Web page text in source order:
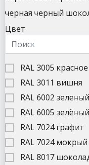
черная черный
Цвет
RAL 3005
RAL 3011 вишня
RAL 6002 зеленый
RAL 6005
RAL 7024 графит
RAL 7024
RAL 8017